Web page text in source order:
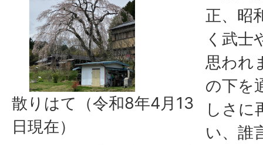
散りはて（令和8年4月13
日現在）
正、昭
く武士
思われ
の下を
しさに
い、誰